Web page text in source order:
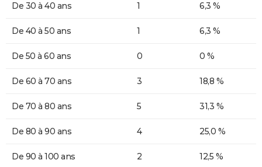
De 30 à 40 ans 1 6,3 %
De 40 à 50 ans 1 6,3 %
De 50 à 60 ans 0 0 %
De 60 à 70 ans 3 18,8 %
De 70 à 80 ans 5 31,3 %
De 80 à 90 ans 4 25,0 %
De 90 à 100 ans 2 12,5 %